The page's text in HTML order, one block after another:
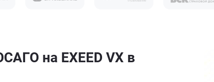
на EXEED VX в